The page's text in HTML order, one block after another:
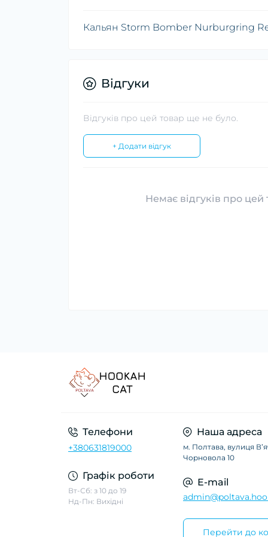
Кальян Storm Bomber Nurburgring
Відгуки
Відгуків про цей товар ще не було.
+ Додати відгук
Немає відгуків про цей
Телефони
+380631819000
Графік роботи
Вт-Сб: з 10 до 19
Нд-Пн: Вихідні
Наша адреса
м. Полтава, вулиця
Чорновола 10
E-mail
Перейти до